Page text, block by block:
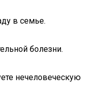
в семье.
болезни.
нечеловеческую